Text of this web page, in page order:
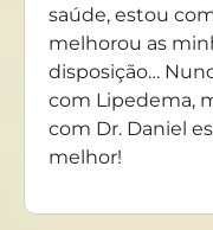
saúde, estou
melhorou as
disposição…
com Lipedema,
com Dr. Daniel
melhor!